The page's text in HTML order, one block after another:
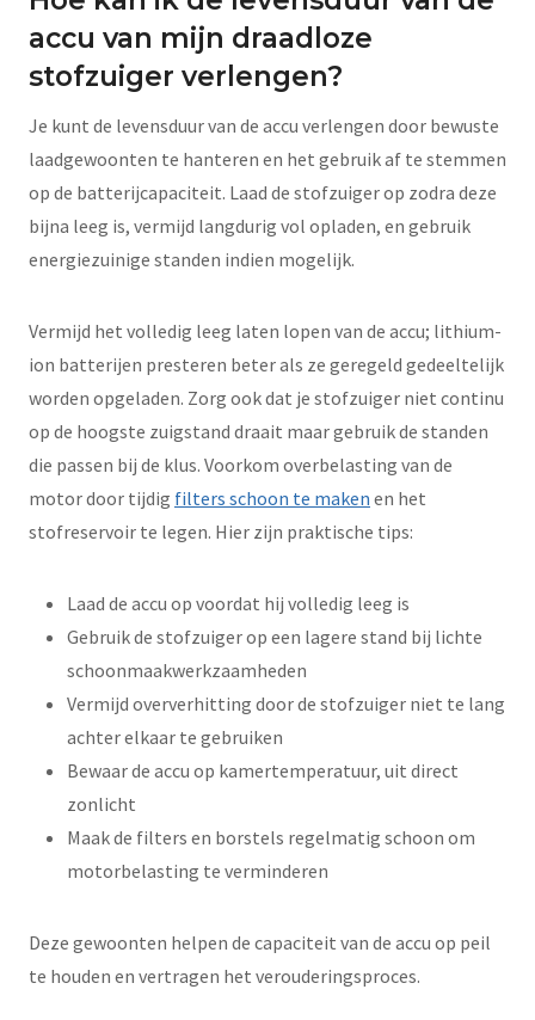
accu van mijn draadloze
stofzuiger verlengen?
Je kunt de levensduur van de accu verlengen door bewuste
laadgewoonten te hanteren en het gebruik af te stemmen
op de batterijcapaciteit. Laad de stofzuiger op zodra deze
bijna leeg is, vermijd langdurig vol opladen, en gebruik
energiezuinige standen indien mogelijk.
Vermijd het volledig leeg laten lopen van de accu; lithium-
ion batterijen presteren beter als ze geregeld gedeeltelijk
worden opgeladen. Zorg ook dat je stofzuiger niet continu
op de hoogste zuigstand draait maar gebruik de standen
die passen bij de klus. Voorkom overbelasting van de
motor door tijdig filters schoon te maken en het
stofreservoir te legen. Hier zijn praktische tips:
Laad de accu op voordat hij volledig leeg is
Gebruik de stofzuiger op een lagere stand bij lichte
schoonmaakwerkzaamheden
Vermijd oververhitting door de stofzuiger niet te lang
achter elkaar te gebruiken
Bewaar de accu op kamertemperatuur, uit direct
zonlicht
Maak de filters en borstels regelmatig schoon om
motorbelasting te verminderen
Deze gewoonten helpen de capaciteit van de accu op peil
te houden en vertragen het verouderingsproces.